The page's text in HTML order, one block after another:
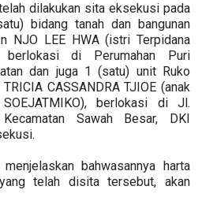
dilakukan sita eksekusi pada
bidang tanah dan bangunan
NJO LEE HWA (istri Terpidana
berlokasi di Perumahan Puri
dan juga 1 (satu) unit Ruko
CASSANDRA TJIOE (anak
berlokasi di Jl.
Sawah Besar, DKI
bahwasannya harta
telah disita tersebut, akan